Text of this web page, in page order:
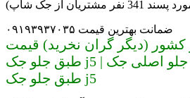
ضمانت بهترین قیمت ۰۹۱۹۳۹۳۷۰۳۵
(دیگر گران نخرید) قیمت
طبق جلو جک j5 | طبق جلو اصلی جک j5 | بهترین
طبق جلو جک j5